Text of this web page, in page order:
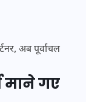
अब पूर्वांचल
माने गए